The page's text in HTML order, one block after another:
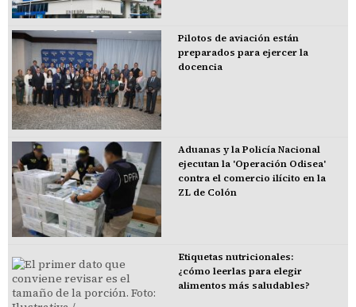
Pilotos de aviación están
preparados para ejercer la
docencia
Aduanas y la Policía Nacional
ejecutan la 'Operación Odisea'
contra el comercio ilícito en la
ZL de Colón
Etiquetas nutricionales:
¿cómo leerlas para elegir
alimentos más saludables?